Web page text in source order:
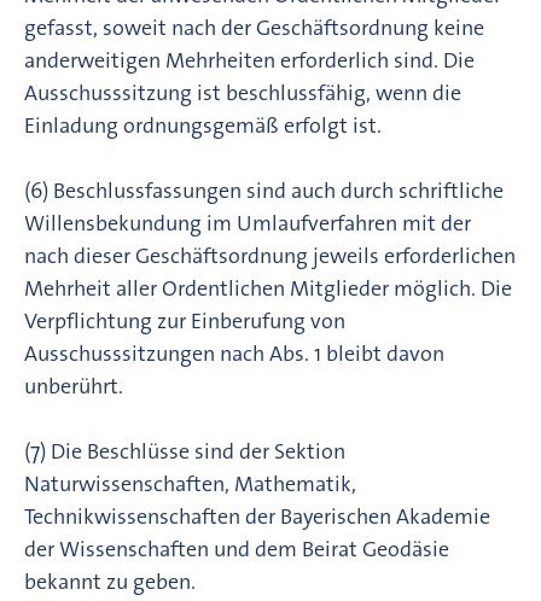
gefasst, soweit nach der Geschäftsordnung keine
anderweitigen Mehrheiten erforderlich sind. Die
Ausschusssitzung ist beschlussfähig, wenn die
Einladung ordnungsgemäß erfolgt ist.
(6) Beschlussfassungen sind auch durch schriftliche
Willensbekundung im Umlaufverfahren mit der
nach dieser Geschäftsordnung jeweils erforderlichen
Mehrheit aller Ordentlichen Mitglieder möglich. Die
Verpflichtung zur Einberufung von
Ausschusssitzungen nach Abs. 1 bleibt davon
unberührt.
(7) Die Beschlüsse sind der Sektion
Naturwissenschaften, Mathematik,
Technikwissenschaften der Bayerischen Akademie
der Wissenschaften und dem Beirat Geodäsie
bekannt zu geben.